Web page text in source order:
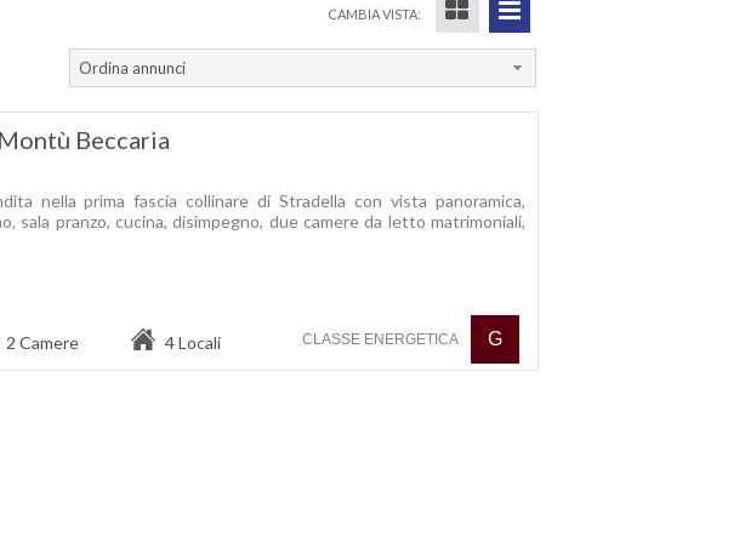
CAMBIA VISTA:
Ordina annunci
Beccaria
nella prima fascia collinare di Stradella con vista panoramica,
sala pranzo, cucina, disimpegno, due camere da letto matrimoniali,
2 Camere 4 Locali CLASSE ENERGETICA G